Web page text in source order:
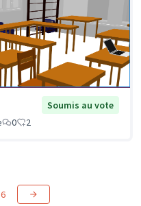
Soumis au vote
0 2
6